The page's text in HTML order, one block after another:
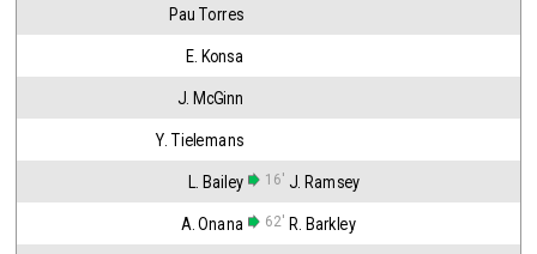
Pau Torres
E. Konsa
J. McGinn
Y. Tielemans
L. Bailey 16' J. Ramsey
A. Onana 62' R. Barkley